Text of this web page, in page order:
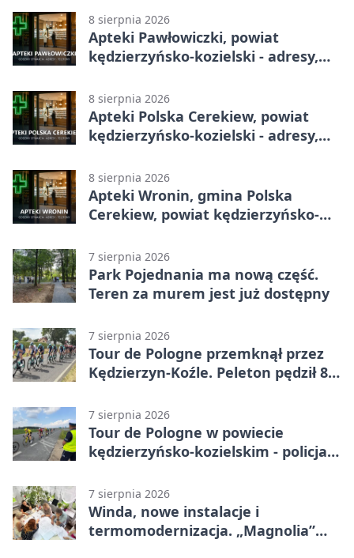
telefony, godziny otwarcia
8 sierpnia 2026
Apteki Pawłowiczki, powiat
kędzierzyńsko-kozielski - adresy,
8 sierpnia 2026
Apteki Polska Cerekiew, powiat
kędzierzyńsko-kozielski - adresy,
8 sierpnia 2026
Apteki Wronin, gmina Polska
Cerekiew, powiat kędzierzyńsko-
otwarcia
7 sierpnia 2026
Park Pojednania ma nową część.
Teren za murem jest już dostępny
7 sierpnia 2026
Tour de Pologne przemknął przez
Kędzierzyn-Koźle. Peleton pędził 80
7 sierpnia 2026
Tour de Pologne w powiecie
kędzierzyńsko-kozielskim - policja
7 sierpnia 2026
Winda, nowe instalacje i
termomodernizacja. „Magnolia”